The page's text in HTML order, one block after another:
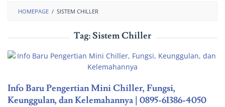
HOMEPAGE / SISTEM CHILLER
Tag:Sistem Chiller
Info Baru Pengertian Mini Chiller, Fungsi,
Keunggulan, dan Kelemahannya | 0895-61386-4050